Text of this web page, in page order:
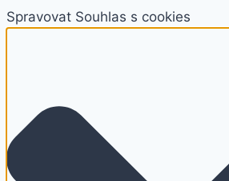
Spravovat Souhlas s cookies